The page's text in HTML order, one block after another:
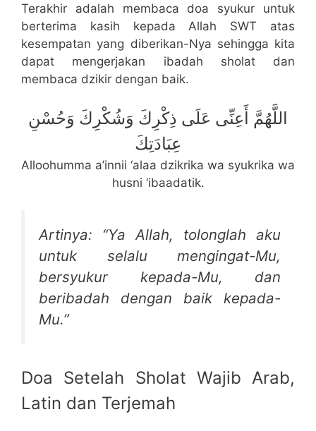
Terakhir adalah membaca doa syukur untuk
berterima kasih kepada Allah SWT atas
kesempatan yang diberikan-Nya sehingga kita
dapat mengerjakan ibadah sholat dan
membaca dzikir dengan baik.
اللَّهُمَّ أَعِنِّى عَلَى ذِكْرِكَ وَشُكْرِكَ وَحُسْنِ
عِبَادَتِكَ
Alloohumma a’innii ‘alaa dzikrika wa syukrika wa
husni ‘ibaadatik.
Artinya: “Ya Allah, tolonglah aku
untuk selalu mengingat-Mu,
bersyukur kepada-Mu, dan
beribadah dengan baik kepada-
Mu.”
Doa Setelah Sholat Wajib Arab,
Latin dan Terjemah